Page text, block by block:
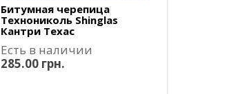
Битумная черепица
Технониколь Shinglas
Кантри Техас
Есть в наличии
285.00 грн.